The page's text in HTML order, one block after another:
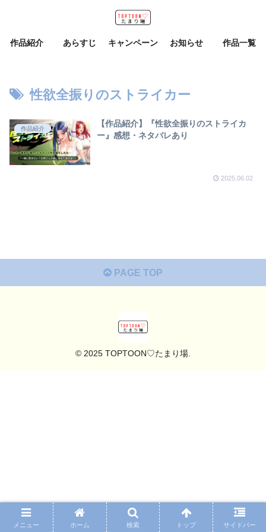
作品紹介 あらすじ キャンペーン お知らせ 作品一覧
性欲全振りのストライカー
作品紹介
【作品紹介】『性欲全振りのストライカ
ー』感想・ネタバレあり
2025.06.02
PAGE TOP
© 2025 TOPTOON♡たまり場.
メニュー ホーム 検索 トップ サイドバー